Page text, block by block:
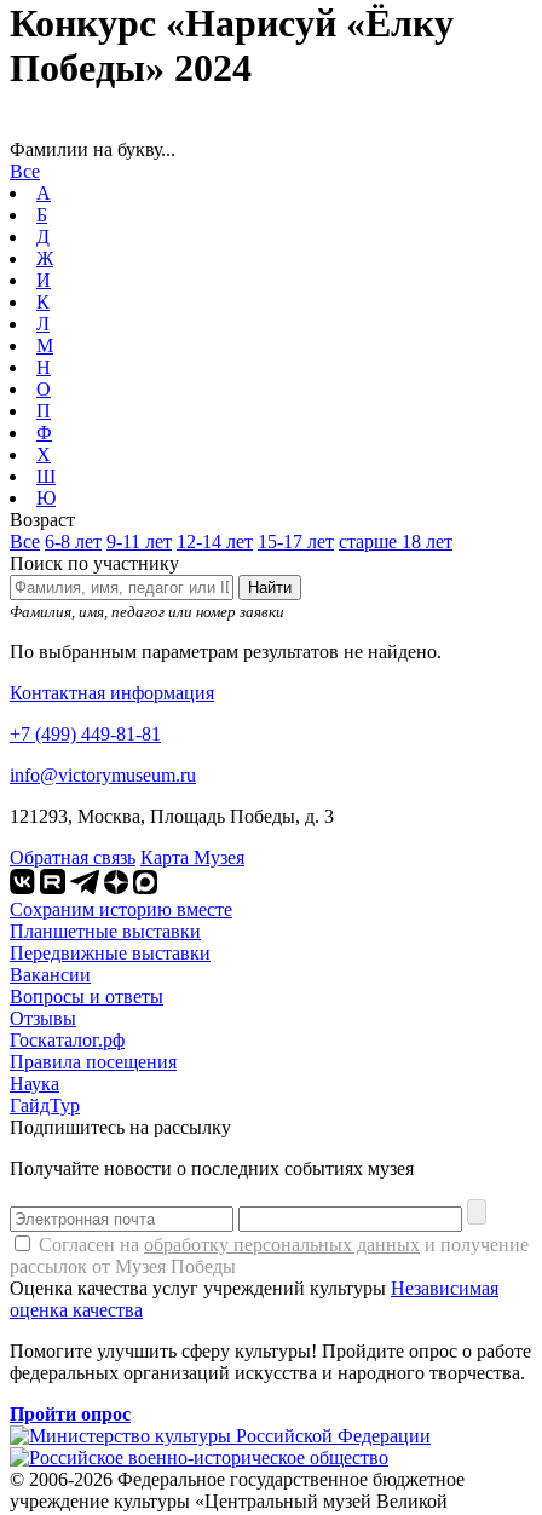
Конкурс «Нарисуй «Ёлку
Победы» 2024
Фамилии на букву...
Все
А
Б
Д
Ж
И
К
Л
М
Н
О
П
Ф
Х
Ш
Ю
Возраст
Все 6-8 лет 9-11 лет 12-14 лет 15-17 лет старше 18 лет
Поиск по участнику
Найти
Фамилия, имя, педагог или номер заявки
По выбранным параметрам результатов не найдено.
Контактная информация
+7 (499) 449-81-81
info@victorymuseum.ru
121293, Москва, Площадь Победы, д. 3
Обратная связь Карта Музея
Сохраним историю вместе
Планшетные выставки
Передвижные выставки
Вакансии
Вопросы и ответы
Отзывы
Госкаталог.рф
Правила посещения
Наука
ГайдТур
Подпишитесь на рассылку
Получайте новости о последних событиях музея
Согласен на обработку персональных данных и получение
рассылок от Музея Победы
Оценка качества услуг учреждений культуры Независимая
оценка качества
Помогите улучшить сферу культуры! Пройдите опрос о работе
федеральных организаций искусства и народного творчества.
Пройти опрос
© 2006-2026 Федеральное государственное бюджетное
учреждение культуры «Центральный музей Великой